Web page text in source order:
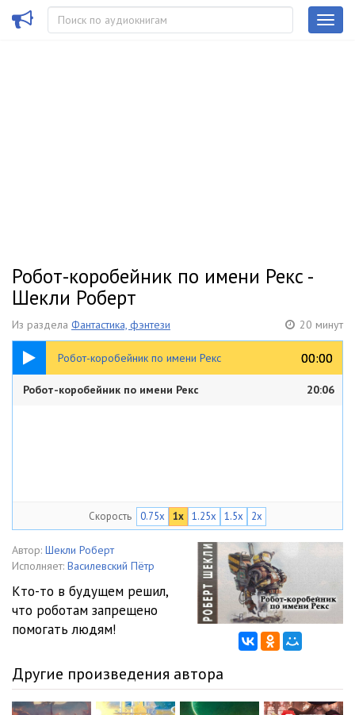
Робот-коробейник по имени Рекс -
Шекли Роберт
Из раздела Фантастика, фэнтези 20 минут
Робот-коробейник по имени Рекс 00:00
00:00
20:06
Робот-коробейник по имени Рекс 20:06
Скорость 0.75x 1x 1.25x 1.5x 2x
Автор: Шекли Роберт
Исполняет: Василевский Пётр
Кто-то в будущем решил,
что роботам запрещено
помогать людям!
Другие произведения автора